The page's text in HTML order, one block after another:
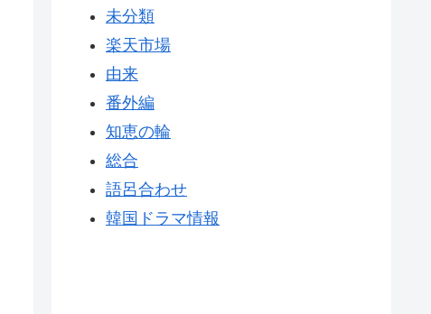
未分類
楽天市場
由来
番外編
知恵の輪
総合
語呂合わせ
韓国ドラマ情報